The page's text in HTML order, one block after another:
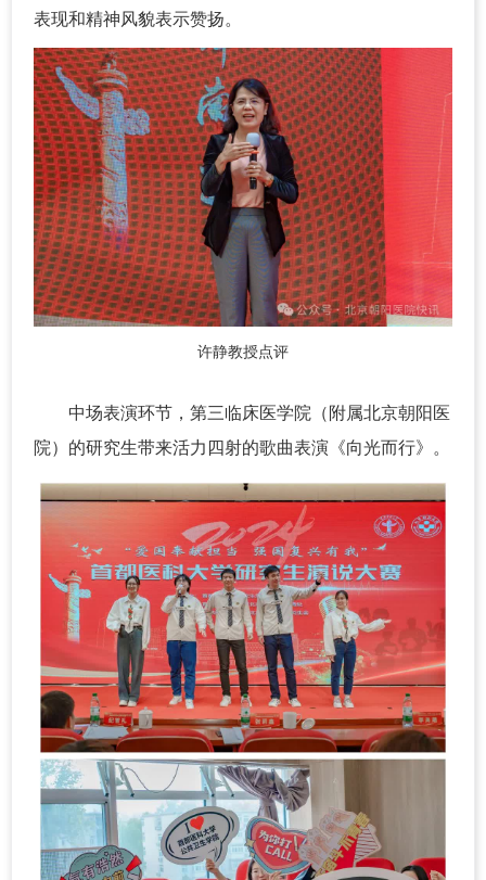
表现和精神风貌表示赞扬。
许静教授点评
中场表演环节，第三临床医学院（附属北京朝阳医
院）的研究生带来活力四射的歌曲表演《向光而行》。